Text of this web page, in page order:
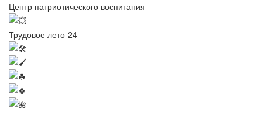
Центр патриотического воспитания
Трудовое лето-24